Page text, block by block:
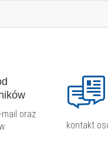
mail oraz
kontakt